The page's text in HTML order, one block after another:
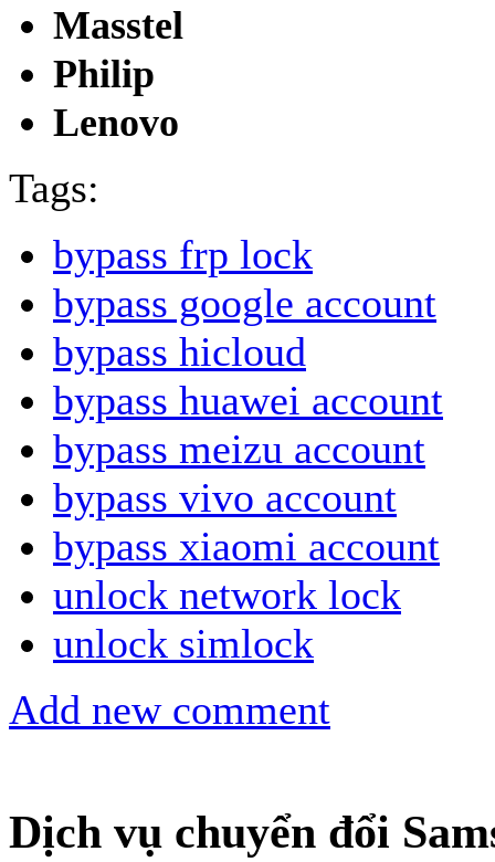
Masstel
Philip
Lenovo
Tags:
bypass frp lock
bypass google account
bypass hicloud
bypass huawei account
bypass meizu account
bypass vivo account
bypass xiaomi account
unlock network lock
unlock simlock
Add new comment
Dịch vụ chuyển đổi